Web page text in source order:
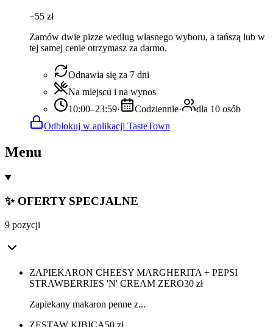
−55 zł
Zamów dwie pizze według własnego wyboru, a tańszą lub w
tej samej cenie otrzymasz za darmo.
Odnawia się za 7 dni
Na miejscu i na wynos
10:00–23:59· Codziennie·
dla 10 osób
Odblokuj w aplikacji TasteTown
Menu
✨ OFERTY SPECJALNE
9 pozycji
ZAPIEKARON CHEESY MARGHERITA + PEPSI
STRAWBERRIES 'N' CREAM ZERO30 zł
Zapiekany makaron penne z...
ZESTAW KIBICA50 zł